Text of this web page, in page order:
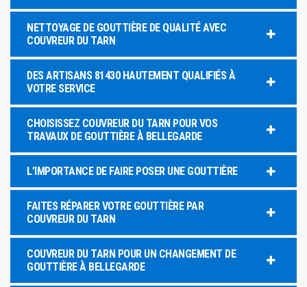
NETTOYAGE DE GOUTTIÈRE DE QUALITÉ AVEC
COUVREUR DU TARN
DES ARTISANS 81430 HAUTEMENT QUALIFIÉS À
VOTRE SERVICE
CHOISISSEZ COUVREUR DU TARN POUR VOS
TRAVAUX DE GOUTTIÈRE À BELLEGARDE
L’IMPORTANCE DE FAIRE POSER UNE GOUTTIÈRE
FAITES RÉPARER VOTRE GOUTTIÈRE PAR
COUVREUR DU TARN
COUVREUR DU TARN POUR UN CHANGEMENT DE
GOUTTIÈRE À BELLEGARDE